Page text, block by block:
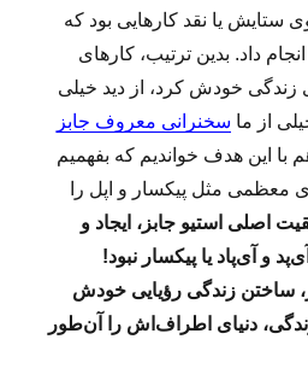
ستایش یا نقد کارهایی بود که
داد. بدین ترتیب، کارهای
زندگی خودش کرد، از دید خیلی
از ما سخنرانی معروف جابز
با این هدف خواندیم که بفهمیم
مثل پیکسار و اپل را
اصلی استیو جابز، ایجاد و
و آی‌پاد یا پیکسار نبود!
ساختن زندگی رؤیایی خودش
دنیای اطراف‌اش را آن‌طور